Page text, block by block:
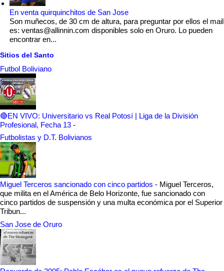
En venta quirquinchitos de San Jose
Son muñecos, de 30 cm de altura, para preguntar por ellos el mail
es: ventas@allinnin.com disponibles solo en Oruro. Lo pueden
encontrar en...
Sitios del Santo
Futbol Boliviano
🔴EN VIVO: Universitario vs Real Potosí | Liga de la División
Profesional, Fecha 13 -
Futbolistas y D.T. Bolivianos
Miguel Terceros sancionado con cinco partidos - Miguel Terceros,
que milita en el América de Belo Horizonte, fue sancionado con
cinco partidos de suspensión y una multa económica por el Superior
Tribun...
San Jose de Oruro